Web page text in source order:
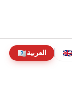
🇦🇦العربية 🇬🇧